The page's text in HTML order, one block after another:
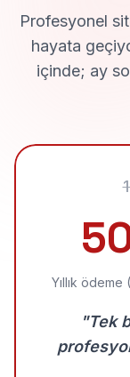
Profesyonel
hayata
içinde; ay
Yıllık
"Tek